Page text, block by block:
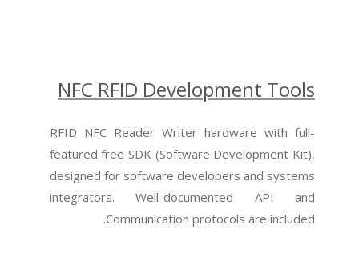
NFC RFID Development Tools
RFID NFC Reader Writer hardware with full-
featured free SDK (Software Development Kit),
designed for software developers and systems
integrators. Well-documented API and
Communication protocols are included.